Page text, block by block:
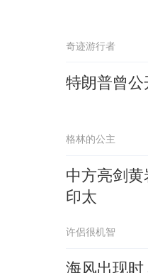
奇迹游行者
特朗普曾
格林的公主
中方亮剑
印太
许侶很机智
海风出现时